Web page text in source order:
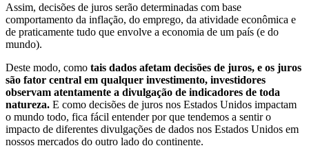
Assim, decisões de juros serão determinadas com base
comportamento da inflação, do emprego, da atividade econômica e
de praticamente tudo que envolve a economia de um país (e do
mundo).
Deste modo, como tais dados afetam decisões de juros, e os juros
são fator central em qualquer investimento, investidores
observam atentamente a divulgação de indicadores de toda
natureza. E como decisões de juros nos Estados Unidos impactam
o mundo todo, fica fácil entender por que tendemos a sentir o
impacto de diferentes divulgações de dados nos Estados Unidos em
nossos mercados do outro lado do continente.